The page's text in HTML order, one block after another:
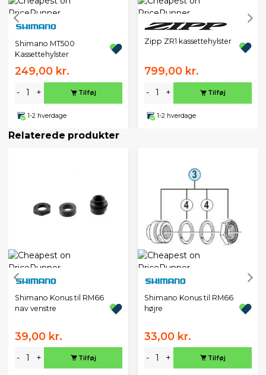
Shimano MT500
Kassettehylster
249,00 kr.
- + Tilføj
1-2 hverdage
Zipp ZR1 kassettehylster
799,00 kr.
- + Tilføj
1-2 hverdage
Relaterede produkter
Shimano Konus til RM66
nav venstre
39,00 kr.
- + Tilføj
Shimano Konus til RM66
højre
33,00 kr.
- + Tilføj